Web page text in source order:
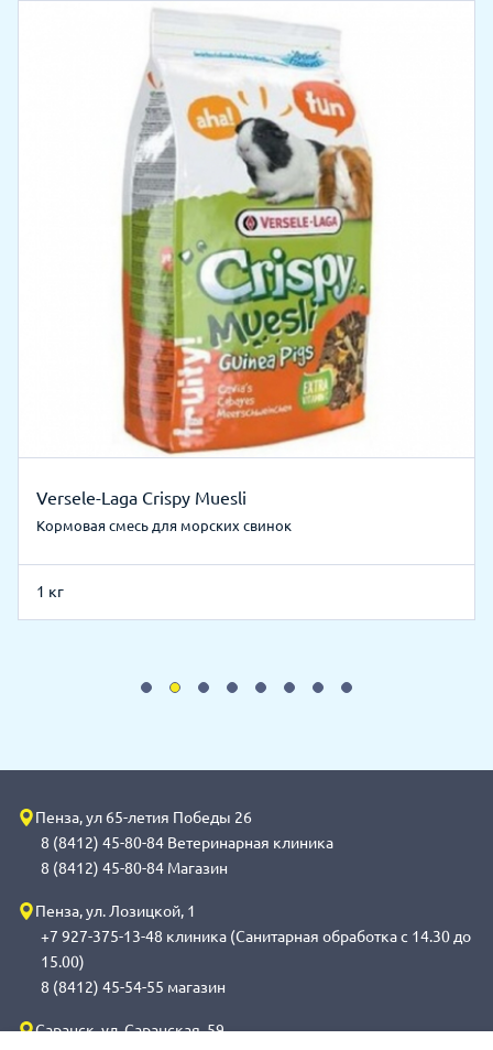
Versele-Laga Crispy Muesli
Кормовая смесь для морских свинок
1 кг
Пенза, ул 65-летия Победы 26
8 (8412) 45-80-84 Ветеринарная клиника
8 (8412) 45-80-84 Магазин
Пенза, ул. Лозицкой, 1
+7 927-375-13-48 клиника (Санитарная обработка с 14.30 до
15.00)
8 (8412) 45-54-55 магазин
Саранск, ул. Саранская, 59